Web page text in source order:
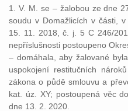
1. V. M. se – žalobou ze dne
soudu v Domažlicích v části,
15. 11. 2018, č. j. 5 C 246/
nepříslušnosti postoupeno
– domáhala, aby žalované
uspokojení restitučních
zákona o půdě smlouvu a
kat. úz. XY; postoupená věc
dne 13. 2. 2020.